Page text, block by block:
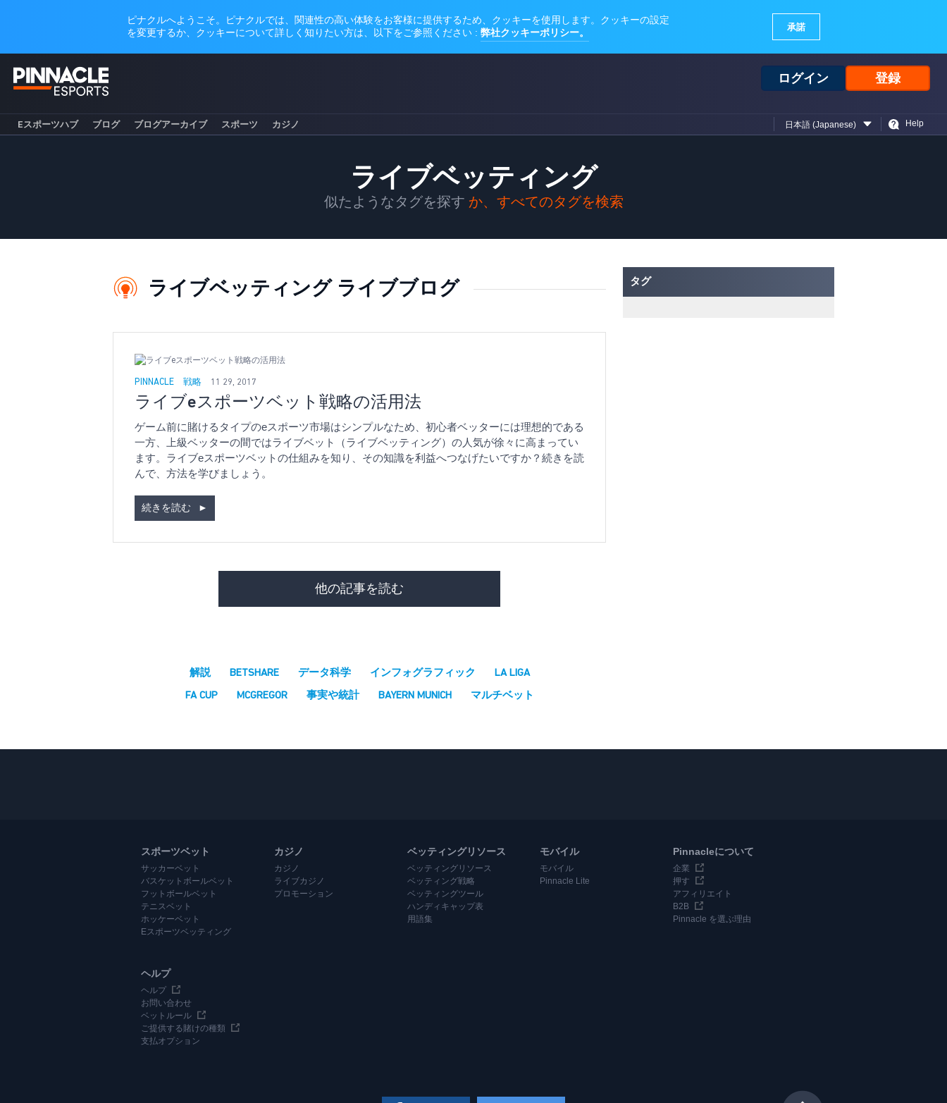
ログイン 登録
Eスポーツハブ ブログ ブログアーカイブ スポーツ カジノ 日本語 (Japanese) Help
ライブベッティング
似たようなタグを探す か、すべてのタグを検索
ライブベッティング ライブブログ
PINNACLE 戦略 11 29, 2017
ライブeスポーツベット戦略の活用法
ゲーム前に賭けるタイプのeスポーツ市場はシンプルなため、初心者ベッターには理想的である
一方、上級ベッターの間ではライブベット（ライブベッティング）の人気が徐々に高まってい
ます。ライブeスポーツベットの仕組みを知り、その知識を利益へつなげたいですか？続きを読
んで、方法を学びましょう。
続きを読む ►
他の記事を読む
解説 BETSHARE データ科学 インフォグラフィック LA LIGA
FA CUP MCGREGOR 事実や統計 BAYERN MUNICH マルチベット
タグ
スポーツベット
サッカーベット
バスケットボールベット
フットボールベット
テニスベット
ホッケーベット
Eスポーツベッティング
カジノ
カジノ
ライブカジノ
プロモーション
ベッティングリソース
ベッティングリソース
ベッティング戦略
ベッティングツール
ハンディキャップ表
用語集
モバイル
モバイル
Pinnacle Lite
Pinnacleについて
企業
押す
アフィリエイト
B2B
Pinnacle を選ぶ理由
ヘルプ
ヘルプ
お問い合わせ
ベットルール
ご提供する賭けの種類
支払オプション